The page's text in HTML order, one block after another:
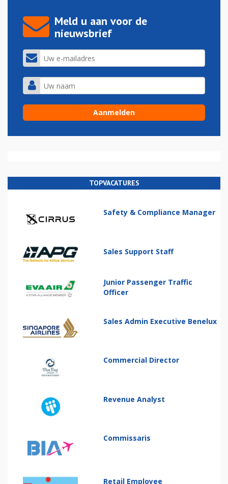
Meld u aan voor de
nieuwsbrief
TOPVACATURES
Safety & Compliance Manager
Sales Support Staff
Junior Passenger Traffic
Officer
Sales Admin Executive Benelux
Commercial Director
Revenue Analyst
Commissaris
Retail Employee